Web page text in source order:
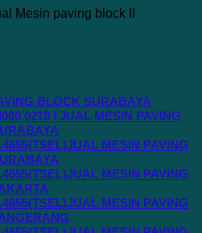
BLOCK SURABAYA
I JUAL MESIN PAVING
MESIN PAVING
MESIN PAVING
MESIN PAVING